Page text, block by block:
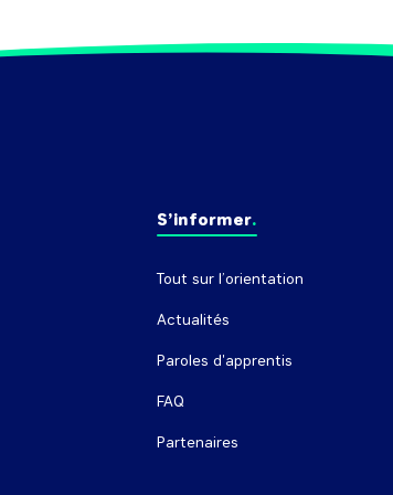
S’informer
Tout sur l’orientation
Actualités
Paroles d'apprentis
FAQ
Partenaires